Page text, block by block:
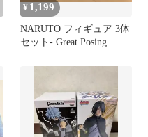
¥ 1,199
NARUTO フィギュア 3体
セット- Great Posing